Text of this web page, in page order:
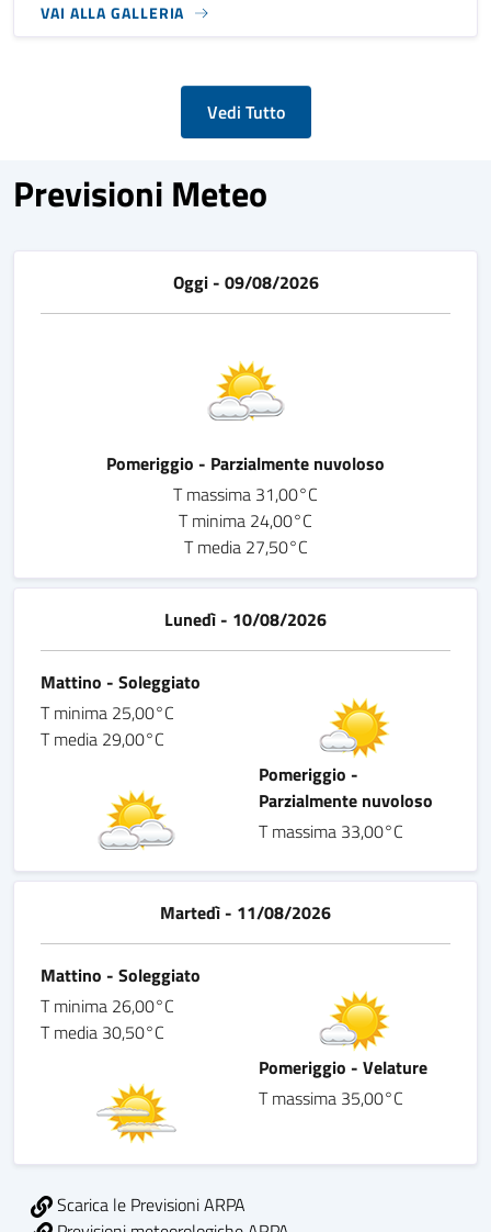
VAI ALLA GALLERIA
Vedi Tutto
Previsioni Meteo
Oggi - 09/08/2026
Pomeriggio - Parzialmente nuvoloso
T massima 31,00°C
T minima 24,00°C
T media 27,50°C
Lunedì - 10/08/2026
Mattino - Soleggiato
T minima 25,00°C
T media 29,00°C
Pomeriggio -
Parzialmente nuvoloso
T massima 33,00°C
Martedì - 11/08/2026
Mattino - Soleggiato
T minima 26,00°C
T media 30,50°C
Pomeriggio - Velature
T massima 35,00°C
Scarica le Previsioni ARPA